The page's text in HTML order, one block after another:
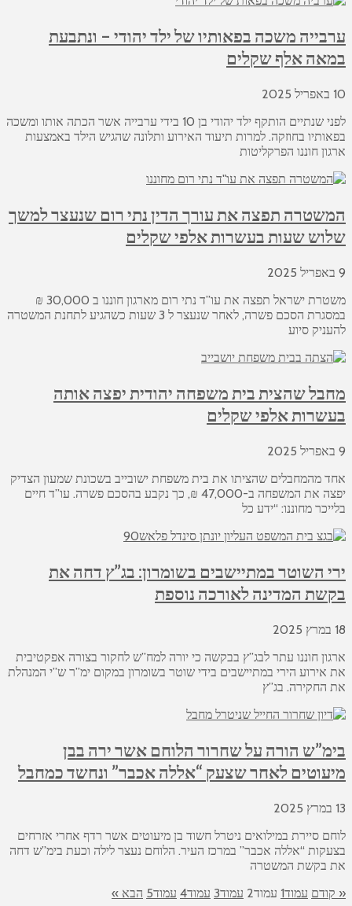
ערבייה משכה בפאותיו של ילד יהודי – ונתבעת
במאה אלף שקלים
10 באפריל 2025
לפני שנתיים הותקף ילד יהודי בן 10 בידי ערבייה אשר הכתה אותו ומשכה
בפאותיו בחוזקה. למרות תיעוד האירוע ותלונה שהגיש הילד באמצעות
ארגון חוננו הפרקליטות
המשטרה תפצה את עורך הדין נתי רום שנעצר למשך
שלוש שעות בעשרות אלפי שקלים
9 באפריל 2025
משטרת ישראל תפצה את עו”ד נתי רום מארגון חוננו ב 30,000 ₪
במסגרת הסכם פשרה, לאחר שנעצר ל 3 שעות כשהגיע לתחנת המשטרה
להעניק סיוע
מחבל שהצית בית משפחה יהודית יפצה אותה
בעשרות אלפי שקלים
9 באפריל 2025
אחד מהמחבלים שהציתו את בית משפחת ישובייב בשכונת שמעון הצדיק
יפצה את המשפחה ב-47,000 ₪, כך נקבע בהסכם פשרה. עו”ד חיים
בלייכר מחוננו: “ידע כל
ירי השוטר במתיישבים בשומרון: בג”ץ דחה את
בקשת המדינה לאורכה נוספת
18 במרץ 2025
ארגון חוננו עתר לבג”ץ בבקשה כי יורה למח”ש לחקור בצורה אפקטיבית
את אירוע הירי במתיישבים בידי שוטר בשומרון במקום ימ”ר ש”י המנהלת
את החקירה. בג”ץ
בימ”ש הורה על שחרור הלוחם אשר ירה בבן
מיעוטים לאחר שצעק “אללה אכבר” ונחשד כמחבל
13 במרץ 2025
לוחם סיירת במילואים ניטרל חשוד בן מיעוטים אשר רדף אחרי אזרחים
בצעקות “אללה אכבר” במרכז העיר. הלוחם נעצר לילה וכעת בימ”ש דחה
את בקשת המשטרה
« קודם עמוד1 עמוד2 עמוד3 עמוד4 עמוד5 הבא »